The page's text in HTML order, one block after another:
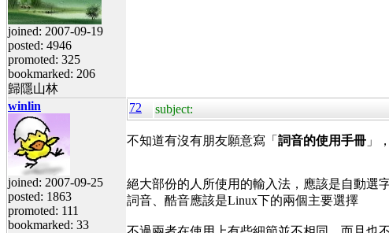
joined: 2007-09-19
posted: 4946
promoted: 325
bookmarked: 206
歸隱山林
winlin
joined: 2007-09-25
posted: 1863
promoted: 111
bookmarked: 33
72 subject:
不知道有沒有朋友願意寫「 詞音的使用手冊 」
絕大部份的人所使用的輸入法，應該是自動選
詞音、酷音應該是Linux下的兩個主要選擇